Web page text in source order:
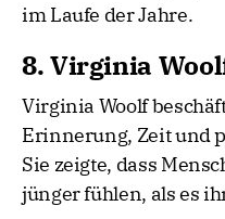
im Laufe der Jahre.
8. Virginia
Virginia Woolf
Erinnerung, Zeit und
Sie zeigte, dass
jünger fühlen, als es